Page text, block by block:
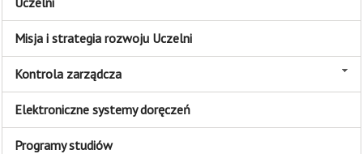
Misja i strategia rozwoju Uczelni
Kontrola zarządcza
Elektroniczne systemy doręczeń
Programy studiów